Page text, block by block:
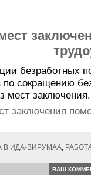
безработных
сокращению
мест заключения.
заключения
В ИДА-ВИРУМАА,
ВАШ